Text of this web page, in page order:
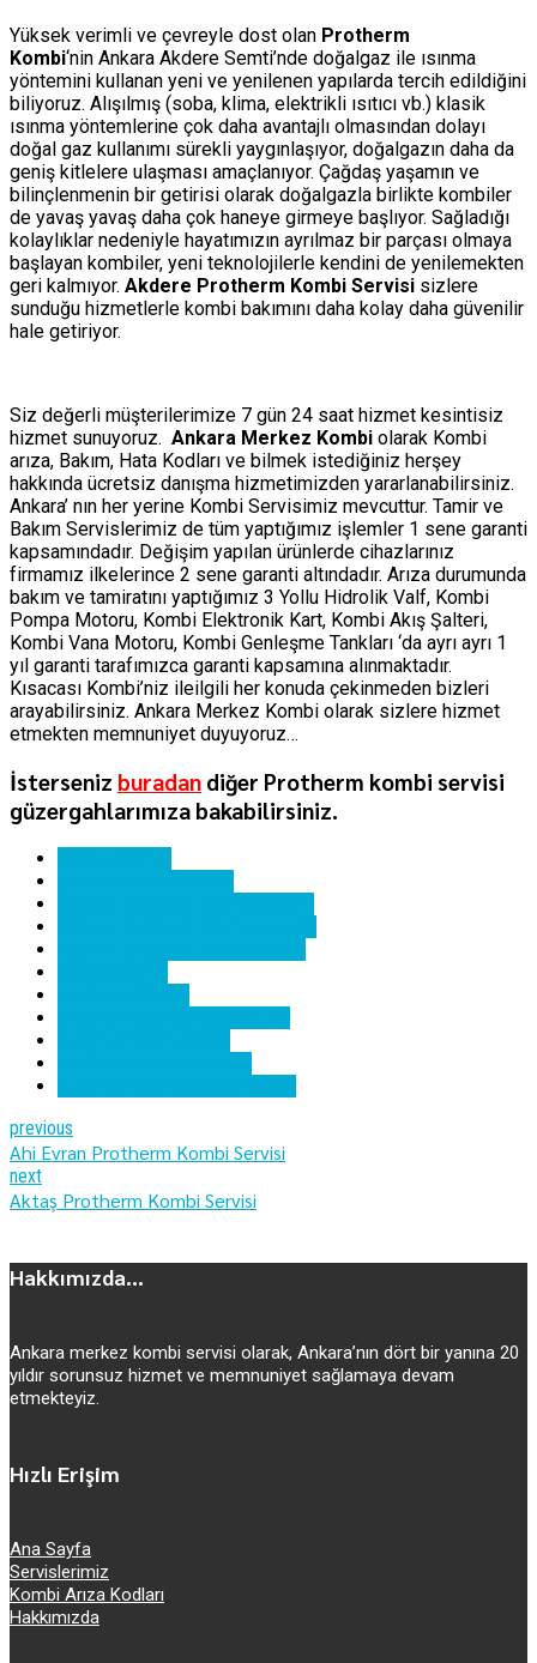
Yüksek verimli ve çevreyle dost olan Protherm
Kombi‘nin Ankara Akdere Semti’nde doğalgaz ile ısınma
yöntemini kullanan yeni ve yenilenen yapılarda tercih edildiğini
biliyoruz. Alışılmış (soba, klima, elektrikli ısıtıcı vb.) klasik
ısınma yöntemlerine çok daha avantajlı olmasından dolayı
doğal gaz kullanımı sürekli yaygınlaşıyor, doğalgazın daha da
geniş kitlelere ulaşması amaçlanıyor. Çağdaş yaşamın ve
bilinçlenmenin bir getirisi olarak doğalgazla birlikte kombiler
de yavaş yavaş daha çok haneye girmeye başlıyor. Sağladığı
kolaylıklar nedeniyle hayatımızın ayrılmaz bir parçası olmaya
başlayan kombiler, yeni teknolojilerle kendini de yenilemekten
geri kalmıyor. Akdere Protherm Kombi Servisi sizlere
sunduğu hizmetlerle kombi bakımını daha kolay daha güvenilir
hale getiriyor.
Siz değerli müşterilerimize 7 gün 24 saat hizmet kesintisiz
hizmet sunuyoruz. Ankara Merkez Kombi olarak Kombi
arıza, Bakım, Hata Kodları ve bilmek istediğiniz herşey
hakkında ücretsiz danışma hizmetimizden yararlanabilirsiniz.
Ankara’ nın her yerine Kombi Servisimiz mevcuttur. Tamir ve
Bakım Servislerimiz de tüm yaptığımız işlemler 1 sene garanti
kapsamındadır. Değişim yapılan ürünlerde cihazlarınız
firmamız ilkelerince 2 sene garanti altındadır. Arıza durumunda
bakım ve tamiratını yaptığımız 3 Yollu Hidrolik Valf, Kombi
Pompa Motoru, Kombi Elektronik Kart, Kombi Akış Şalteri,
Kombi Vana Motoru, Kombi Genleşme Tankları ‘da ayrı ayrı 1
yıl garanti tarafımızca garanti kapsamına alınmaktadır.
Kısacası Kombi’niz ileilgili her konuda çekinmeden bizleri
arayabilirsiniz. Ankara Merkez Kombi olarak sizlere hizmet
etmekten memnuniyet duyuyoruz…
İsterseniz buradan diğer Protherm kombi servisi
güzergahlarımıza bakabilirsiniz.
previous
Ahi Evran Protherm Kombi Servisi
next
Aktaş Protherm Kombi Servisi
Hakkımızda...
Ankara merkez kombi servisi olarak, Ankara’nın dört bir yanına 20
yıldır sorunsuz hizmet ve memnuniyet sağlamaya devam
etmekteyiz.
Hızlı Erişim
Ana Sayfa
Servislerimiz
Kombi Arıza Kodları
Hakkımızda